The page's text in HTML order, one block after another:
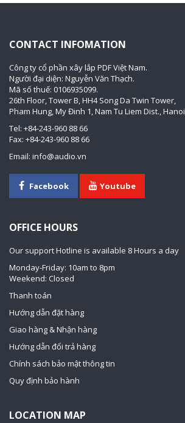
CONTACT INFOMATION
Công ty cổ phần xây lắp PDF Việt Nam.
Người đại diện: Nguyễn Văn Thạch.
Mã số thuế: 0106935099.
26th Floor, Tower B, HH4 Song Da Twin Tower,
Pham Hung, My Đinh 1, Nam Tu Liem Dist., Hanoi
Tel: +84-243-960 88 66
Fax: +84-243-960 88 66
Email: info@audio.vn
Facebook Youtube
OFFICE HOURS
Our support Hotline is available 8 Hours a day
Monday-Friday: 10am to 8pm
Weekend: Closed
Thanh toán
Hướng dẫn đặt hàng
Giao hàng & Nhận hàng
Hướng dẫn đổi trả hàng
Chính sách bảo mật thông tin
Quy định bảo hành
LOCATION MAP